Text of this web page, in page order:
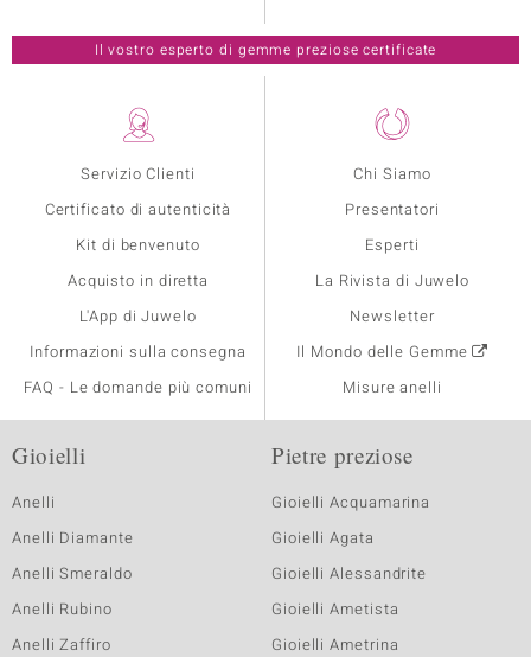
Servizio Clienti
Certificato di autenticità
Kit di benvenuto
Acquisto in diretta
L'App di Juwelo
Informazioni sulla consegna
FAQ - Le domande più comuni
Chi Siamo
Presentatori
Esperti
La Rivista di Juwelo
Newsletter
Il Mondo delle Gemme
Misure anelli
Il vostro esperto di gemme preziose certificate
Gioielli
Anelli
Anelli Diamante
Anelli Smeraldo
Anelli Rubino
Anelli Zaffiro
Pietre preziose
Gioielli Acquamarina
Gioielli Agata
Gioielli Alessandrite
Gioielli Ametista
Gioielli Ametrina